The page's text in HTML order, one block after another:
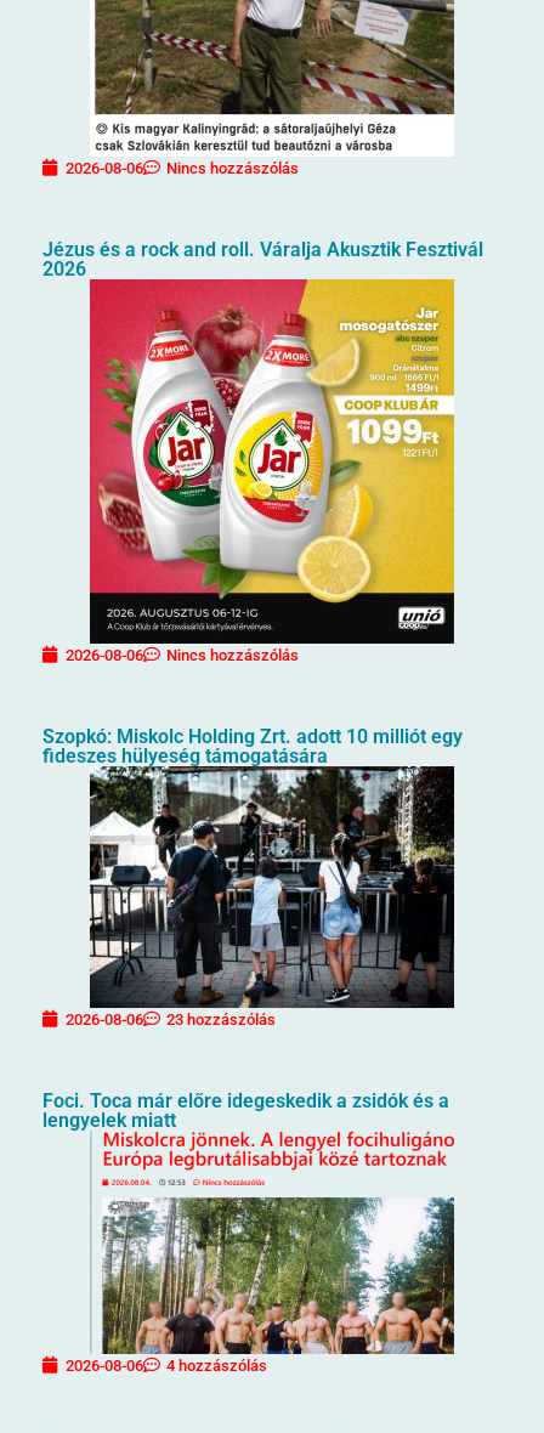
2026-08-06 Nincs hozzászólás
Jézus és a rock and roll. Váralja Akusztik Fesztivál
2026
2026-08-06 Nincs hozzászólás
Szopkó: Miskolc Holding Zrt. adott 10 milliót egy
fideszes hülyeség támogatására
2026-08-06 23 hozzászólás
Foci. Toca már előre idegeskedik a zsidók és a
lengyelek miatt
2026-08-06 4 hozzászólás